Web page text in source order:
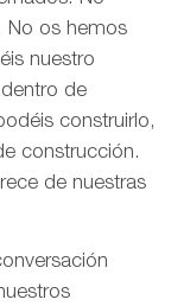
No os hemos
nuestro
de
construirlo,
construcción.
de nuestras